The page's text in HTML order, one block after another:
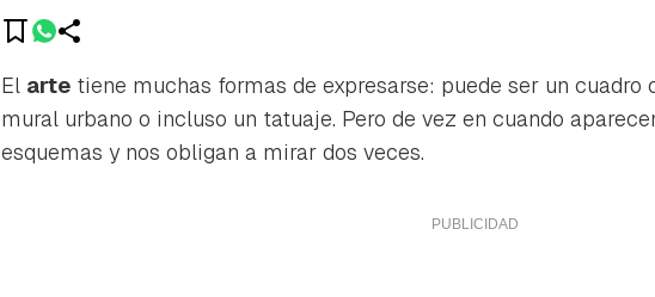
El arte tiene muchas formas de expresarse: puede ser un cuadro
mural urbano o incluso un tatuaje. Pero de vez en cuando
esquemas y nos obligan a mirar dos veces.